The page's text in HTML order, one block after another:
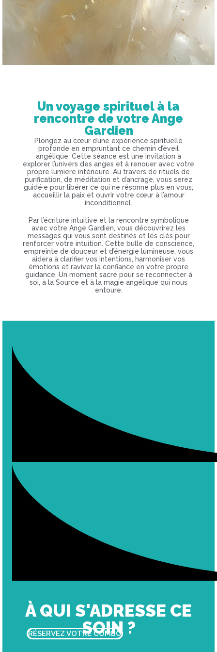
Un voyage spirituel à la
rencontre de votre Ange
Gardien
Plongez au cœur d’une expérience spirituelle
profonde en empruntant ce chemin d’éveil
angélique. Cette séance est une invitation à
explorer l’univers des anges et à renouer avec votre
propre lumière intérieure. Au travers de rituels de
purification, de méditation et d’ancrage, vous serez
guidé·e pour libérer ce qui ne résonne plus en vous,
accueillir la paix et ouvrir votre cœur à l’amour
inconditionnel.
Par l’écriture intuitive et la rencontre symbolique
avec votre Ange Gardien, vous découvrirez les
messages qui vous sont destinés et les clés pour
renforcer votre intuition. Cette bulle de conscience,
empreinte de douceur et d’énergie lumineuse, vous
aidera à clarifier vos intentions, harmoniser vos
émotions et raviver la confiance en votre propre
guidance. Un moment sacré pour se reconnecter à
soi, à la Source et à la magie angélique qui nous
entoure.
À QUI S'ADRESSE CE
SOIN ?
RÉSERVEZ VOTRE COMBŌ